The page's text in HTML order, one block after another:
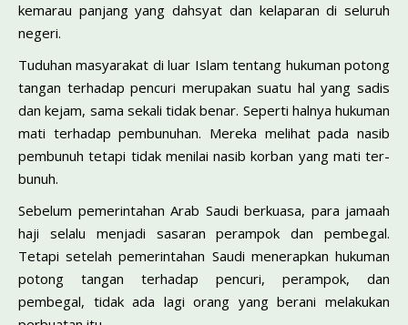
kemarau pan­jang yang dahsyat dan kelaparan di seluruh
negeri.
Tuduhan masyarakat di luar Islam tentang hukuman potong
tangan terhadap pencuri merupakan suatu hal yang sadis
dan kejam, sama sekali tidak benar. Seperti halnya huku­man
mati terhadap pembunuhan. Mereka melihat pada nasib
pembunuh tetapi tidak menilai nasib korban yang mati ter­
bunuh.
Sebelum pemerintahan Arab Saudi berkuasa, para jamaah
haji selalu menjadi sasaran perampok dan pembegal.
Tetapi se­telah pemerintahan Saudi menerapkan hukuman
potong ta­ngan terhadap pencuri, perampok, dan
pembegal, tidak ada lagi orang yang berani melakukan